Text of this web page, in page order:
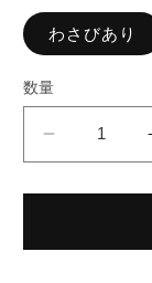
わさびあり
数量